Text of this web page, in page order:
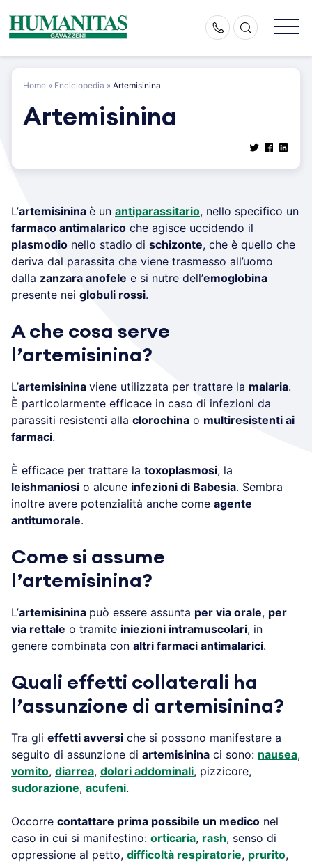
content
Home » Enciclopedia » Artemisinina
Artemisinina
L’artemisinina è un antiparassitario, nello specifico un
farmaco antimalarico che agisce uccidendo il
plasmodio nello stadio di schizonte, che è quello che
deriva dal parassita che viene trasmesso all’uomo
dalla zanzara anofele e si nutre dell’emoglobina
presente nei globuli rossi.
A che cosa serve
l’artemisinina?
L’artemisinina viene utilizzata per trattare la malaria.
È particolarmente efficace in caso di infezioni da
parassiti resistenti alla clorochina o multiresistenti ai
farmaci.
È efficace per trattare la toxoplasmosi, la
leishmaniosi o alcune infezioni di Babesia. Sembra
inoltre avere potenzialità anche come agente
antitumorale.
Come si assume
l’artemisinina?
L’artemisinina può essere assunta per via orale, per
via rettale o tramite iniezioni intramuscolari, in
genere combinata con altri farmaci antimalarici.
Quali effetti collaterali ha
l’assunzione di artemisinina?
Tra gli effetti avversi che si possono manifestare a
seguito di assunzione di artemisinina ci sono: nausea,
vomito, diarrea, dolori addominali, pizzicore,
sudorazione, acufeni.
Occorre contattare prima possibile un medico nel
caso in cui si manifestino: orticaria, rash, senso di
oppressione al petto, difficoltà respiratorie, prurito,